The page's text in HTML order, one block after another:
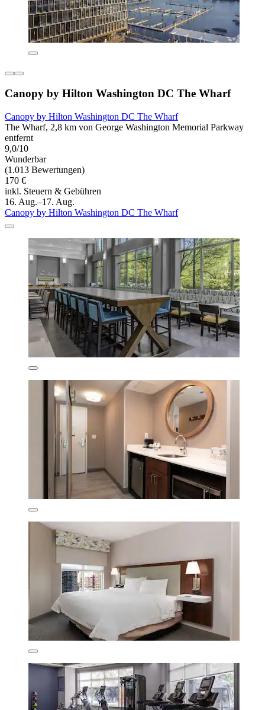
Canopy by Hilton Washington DC The Wharf
Canopy by Hilton Washington DC The Wharf
The Wharf, 2,8 km von George Washington Memorial Parkway
entfernt
9,0/10
Wunderbar
(1.013 Bewertungen)
170 €
inkl. Steuern & Gebühren
16. Aug.–17. Aug.
Canopy by Hilton Washington DC The Wharf